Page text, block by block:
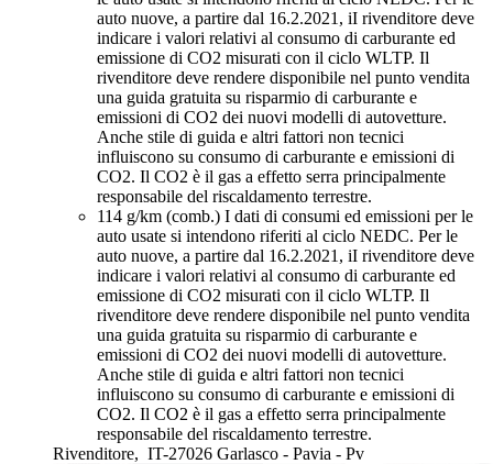
auto nuove, a partire dal 16.2.2021, iI rivenditore deve
indicare i valori relativi al consumo di carburante ed
emissione di CO2 misurati con il ciclo WLTP. Il
rivenditore deve rendere disponibile nel punto vendita
una guida gratuita su risparmio di carburante e
emissioni di CO2 dei nuovi modelli di autovetture.
Anche stile di guida e altri fattori non tecnici
influiscono su consumo di carburante e emissioni di
CO2. Il CO2 è il gas a effetto serra principalmente
responsabile del riscaldamento terrestre.
114 g/km (comb.) I dati di consumi ed emissioni per le
auto usate si intendono riferiti al ciclo NEDC. Per le
auto nuove, a partire dal 16.2.2021, iI rivenditore deve
indicare i valori relativi al consumo di carburante ed
emissione di CO2 misurati con il ciclo WLTP. Il
rivenditore deve rendere disponibile nel punto vendita
una guida gratuita su risparmio di carburante e
emissioni di CO2 dei nuovi modelli di autovetture.
Anche stile di guida e altri fattori non tecnici
influiscono su consumo di carburante e emissioni di
CO2. Il CO2 è il gas a effetto serra principalmente
responsabile del riscaldamento terrestre.
Rivenditore, IT-27026 Garlasco - Pavia - Pv